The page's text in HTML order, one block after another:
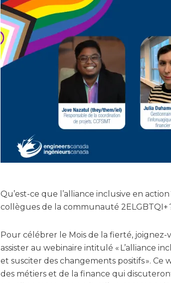
Qu’est-ce que l’alliance inclusive en
collègues de la communauté 2ELGBTQI+
Pour célébrer le Mois de la fierté, joignez-
assister au webinaire intitulé « L’alliance
et susciter des changements positifs ».
des métiers et de la finance qui